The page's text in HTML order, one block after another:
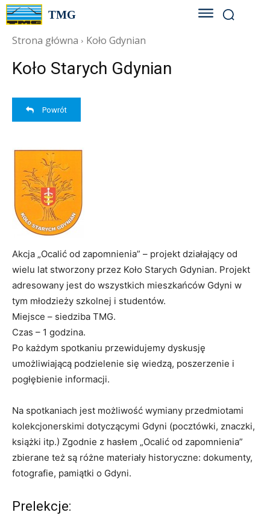
TMG
Strona główna Koło Gdynian
Koło Starych Gdynian
Powrót
Akcja „Ocalić od zapomnienia” – projekt działający od
wielu lat stworzony przez Koło Starych Gdynian. Projekt
adresowany jest do wszystkich mieszkańców Gdyni w
tym młodzieży szkolnej i studentów.
Miejsce – siedziba TMG.
Czas – 1 godzina.
Po każdym spotkaniu przewidujemy dyskusję
umożliwiającą podzielenie się wiedzą, poszerzenie i
pogłębienie informacji.
Na spotkaniach jest możliwość wymiany przedmiotami
kolekcjonerskimi dotyczącymi Gdyni (pocztówki, znaczki,
książki itp.) Zgodnie z hasłem „Ocalić od zapomnienia”
zbierane też są różne materiały historyczne: dokumenty,
fotografie, pamiątki o Gdyni.
Prelekcje: